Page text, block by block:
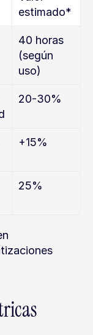
estimado*
40 horas
(según
uso)
20-30%
+15%
25%